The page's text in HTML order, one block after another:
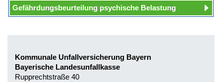
Gefährdungsbeurteilung psychische Belastung
Kommunale Unfallversicherung Bayern
Bayerische Landesunfallkasse
Rupprechtstraße 40